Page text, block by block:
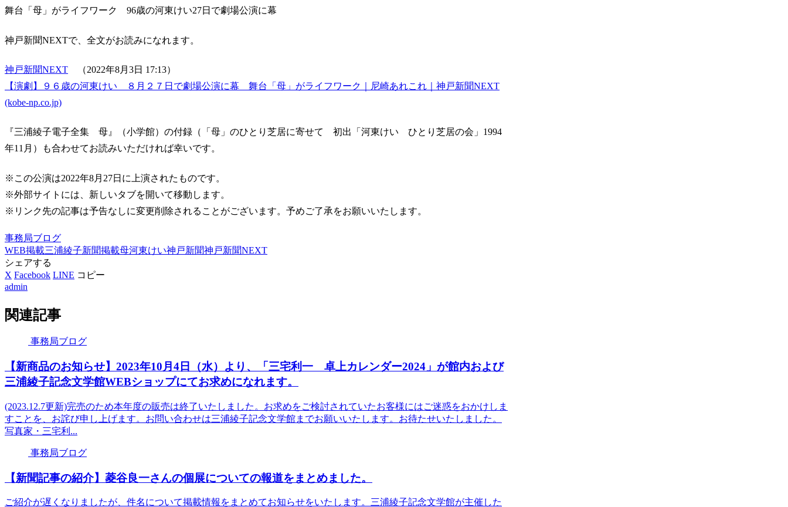
舞台「母」がライフワーク 96歳の河東けい27日で劇場公演に幕
神戸新聞NEXTで、全文がお読みになれます。
神戸新聞NEXT （2022年8月3日 17:13）
【演劇】９６歳の河東けい ８月２７日で劇場公演に幕 舞台「母」がライフワーク｜尼崎あれこれ｜神戸新聞NEXT
(kobe-np.co.jp)
『三浦綾子電子全集 母』（小学館）の付録（「母」のひとり芝居に寄せて 初出「河東けい ひとり芝居の会」1994
年11月）も合わせてお読みいただければ幸いです。
※この公演は2022年8月27日に上演された ものです。
※外部サイトには、新しいタブを開いて移動します。
※リンク先の記事は予告なしに変更削除されることがございます。予めご了承をお願いいたします。
事務局ブログ
WEB掲載三浦綾子新聞掲載母河東けい神戸新聞神戸新聞NEXT
シェアする
X Facebook LINE コピー
admin
関連記事
事務局ブログ
【新商品のお知らせ】2023年10月4日（水）より、「三宅利一 卓上カレンダー2024」が館内および
三浦綾子記念文学館WEBショップにてお求めになれます。
(2023.12.7更新)完売のため本年度の販売は終了いたしました。お求めをご検討されていたお客様にはご迷惑をおかけしま
すことを、お詫び申し上げます。お問い合わせは三浦綾子記念文学館までお願いいたします。お待たせいたしました。
写真家・三宅利...
事務局ブログ
【新聞記事の紹介】菱谷良一さんの個展についての報道をまとめました。
ご紹介が遅くなりましたが、件名について掲載情報をまとめてお知らせをいたします。三浦綾子記念文学館が主催した